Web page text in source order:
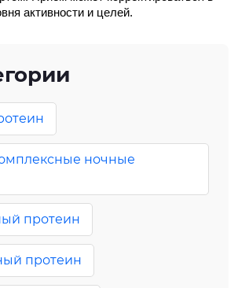
активности и целей.
ночные
протеин
протеин